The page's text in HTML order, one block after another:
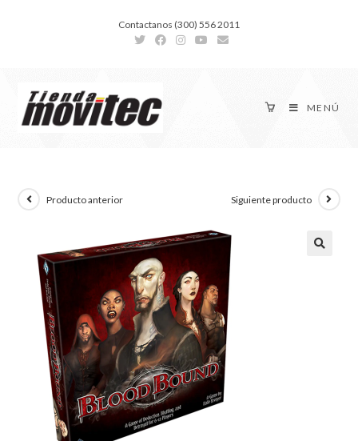
Contactanos (300) 556 2011
MENÚ
Producto anterior Siguiente producto